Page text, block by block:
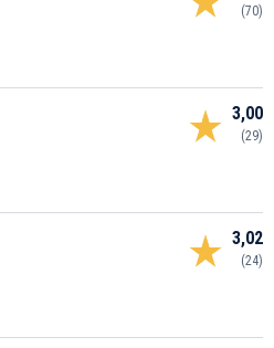
(70)
3,00
(29)
3,02
(24)